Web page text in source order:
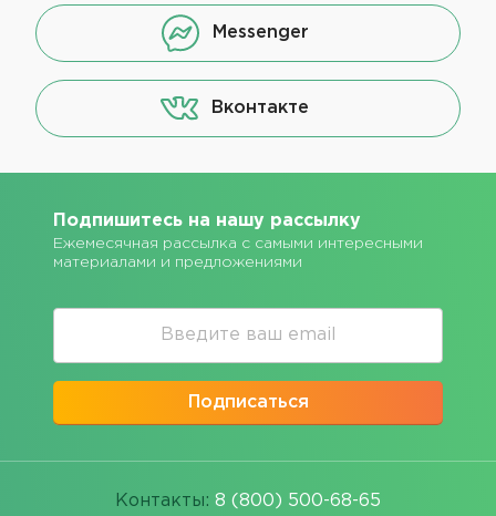
Messenger
Вконтакте
Подпишитесь на нашу рассылку
Ежемесячная рассылка с самыми интересными
материалами и предложениями
Подписаться
Контакты: 8 (800) 500-68-65